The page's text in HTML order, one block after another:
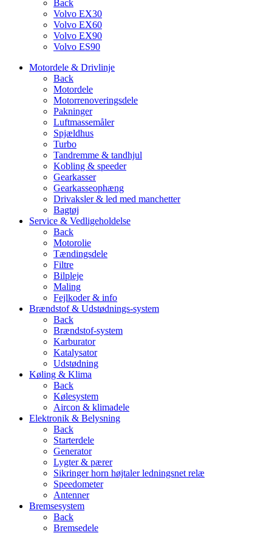
Back
Volvo EX30
Volvo EX60
Volvo EX90
Volvo ES90
Motordele & Drivlinje
Back
Motordele
Motorrenoveringsdele
Pakninger
Luftmassemåler
Spjældhus
Turbo
Tandremme & tandhjul
Kobling & speeder
Gearkasser
Gearkasseophæng
Drivaksler & led med manchetter
Bagtøj
Service & Vedligeholdelse
Back
Motorolie
Tændingsdele
Filtre
Bilpleje
Maling
Fejlkoder & info
Brændstof & Udstødnings-system
Back
Brændstof-system
Karburator
Katalysator
Udstødning
Køling & Klima
Back
Kølesystem
Aircon & klimadele
Elektronik & Belysning
Back
Starterdele
Generator
Lygter & pærer
Sikringer horn højtaler ledningsnet relæ
Speedometer
Antenner
Bremsesystem
Back
Bremsedele